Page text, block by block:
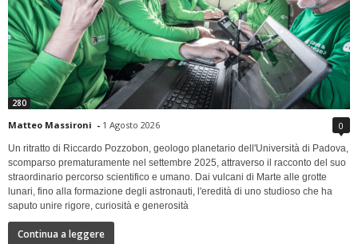
280
Matteo Massironi - 1 Agosto 2026 0
Un ritratto di Riccardo Pozzobon, geologo planetario dell'Università di Padova,
scomparso prematuramente nel settembre 2025, attraverso il racconto del suo
straordinario percorso scientifico e umano. Dai vulcani di Marte alle grotte
lunari, fino alla formazione degli astronauti, l'eredità di uno studioso che ha
saputo unire rigore, curiosità e generosità
Continua a leggere